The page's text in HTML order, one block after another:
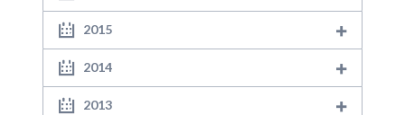
2015
2014
2013